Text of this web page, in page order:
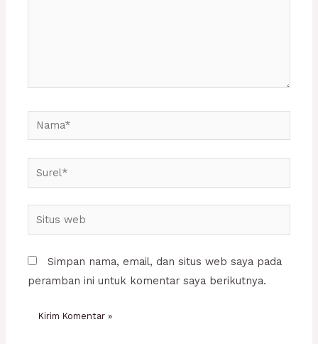
Nama*
Surel*
Situs
web
Simpan nama, email, dan situs web saya pada
peramban ini untuk komentar saya berikutnya.